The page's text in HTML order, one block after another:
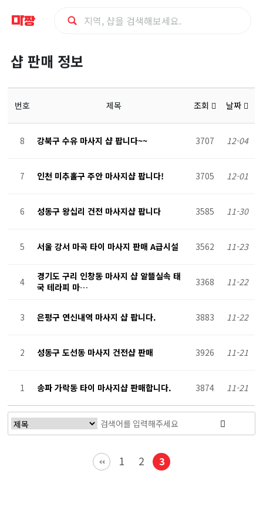
마
사
지
구
인
판
매
정
보
샵 판매 정보
번호 제목 조회 날짜
8 강북구 수유 마사지 샵 팝니다~~ 3707 12-04
7 인천 미추홀구 주안 마사지샵 팝니다! 3705 12-01
6 성동구 왕십리 건전 마사지샵 팝니다 3585 11-30
5 서울 강서 마곡 타이 마사지 판매 A급시설 3562 11-23
4
경기도 구리 인창동 마사지 샵 알뜰실속 태
국 테라피 마…
3368 11-22
3 은평구 연신내역 마사지 샵 팝니다. 3883 11-22
2 성동구 도선동 마사지 건전샵 판매 3926 11-21
1 송파 가락동 타이 마사지샵 판매합니다. 3874 11-21
1 2 3